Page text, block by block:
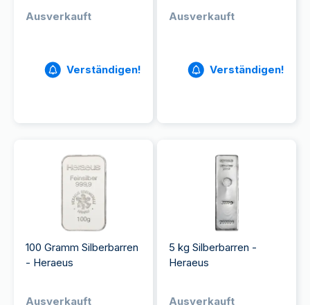
Ausverkauft
Verständigen!
Ausverkauft
Verständigen!
100 Gramm Silberbarren
- Heraeus
Ausverkauft
5 kg Silberbarren -
Heraeus
Ausverkauft